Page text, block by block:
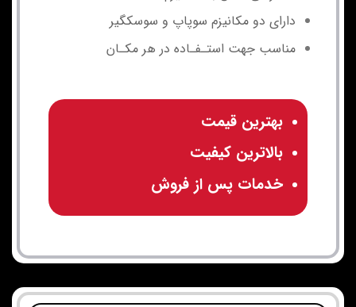
دارای دو مکانیزم سوپاپ و سوسکگیر
مناسب جهت استـفـاده در هر مکـان
بهترین قیمت
بالاترین کیفیت
خدمات پس از فروش